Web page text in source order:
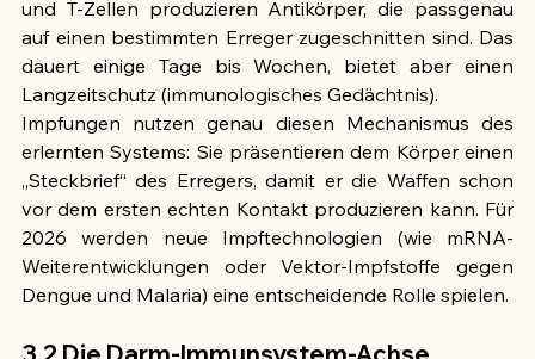
und T-Zellen produzieren Antikörper, die passgenau
auf einen bestimmten Erreger zugeschnitten sind. Das
dauert einige Tage bis Wochen, bietet aber einen
Langzeitschutz (immunologisches Gedächtnis).
Impfungen nutzen genau diesen Mechanismus des
erlernten Systems: Sie präsentieren dem Körper einen
„Steckbrief“ des Erregers, damit er die Waffen schon
vor dem ersten echten Kontakt produzieren kann. Für
2026 werden neue Impftechnologien (wie mRNA-
Weiterentwicklungen oder Vektor-Impfstoffe gegen
Dengue und Malaria) eine entscheidende Rolle spielen.